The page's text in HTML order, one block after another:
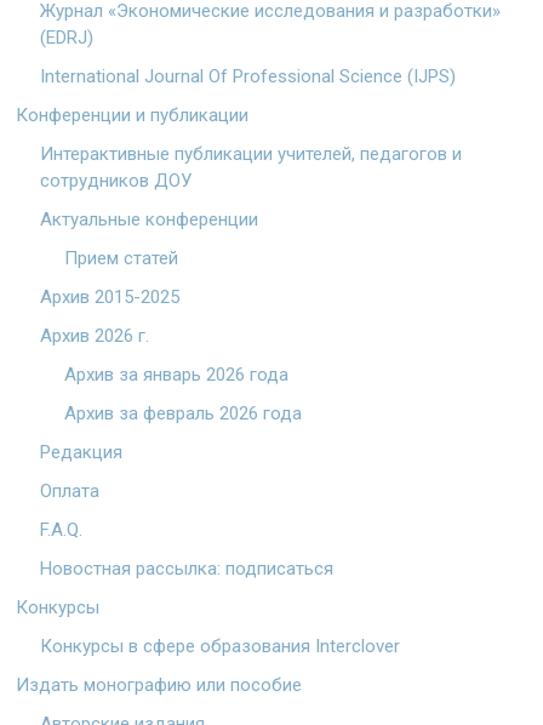
Журнал «Экономические исследования и разработки»
(EDRJ)
International Journal Of Professional Science (IJPS)
Конференции и публикации
Интерактивные публикации учителей, педагогов и
сотрудников ДОУ
Актуальные конференции
Прием статей
Архив 2015-2025
Архив 2026 г.
Архив за январь 2026 года
Архив за февраль 2026 года
Редакция
Оплата
F.A.Q.
Новостная рассылка: подписаться
Конкурсы
Конкурсы в сфере образования Interclover
Издать монографию или пособие